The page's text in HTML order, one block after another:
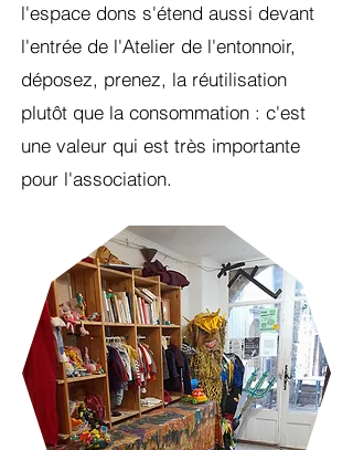
l'espace dons s'étend aussi devant
l'entrée de l'Atelier de l'entonnoir,
déposez, prenez, la réutilisation
plutôt que la consommation : c'est
une valeur qui est très importante
pour l'association.